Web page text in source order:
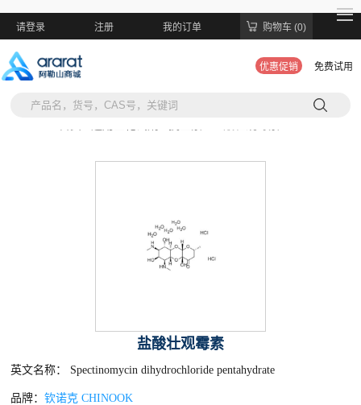
请登录 注册 我的订单 购物车 (0)
优惠促销 免费试用
盐酸壮观霉素
英文名称： Spectinomycin dihydrochloride pentahydrate
品牌：钦诺克 CHINOOK